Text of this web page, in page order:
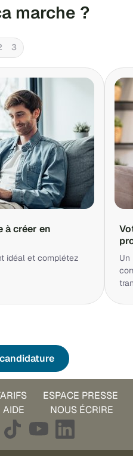
marche ?
3
à créer en
idéal et complétez
Un
ESPACE PRESSE
AIDE NOUS ÉCRIRE